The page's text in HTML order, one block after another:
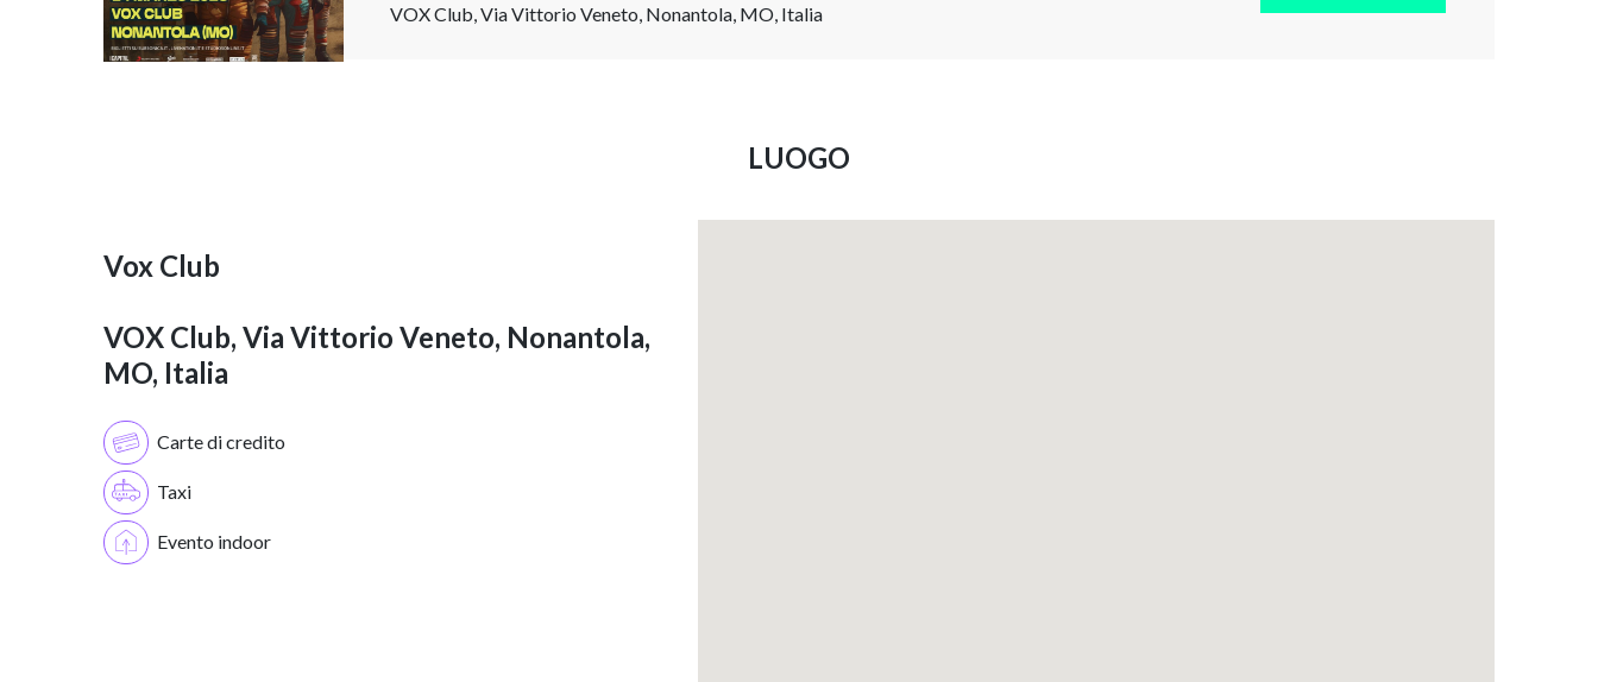
VOX Club, Via Vittorio Veneto, Nonantola, MO, Italia
LUOGO
Vox Club
VOX Club, Via Vittorio Veneto, Nonantola,
MO, Italia
Carte di credito
Taxi
Evento indoor